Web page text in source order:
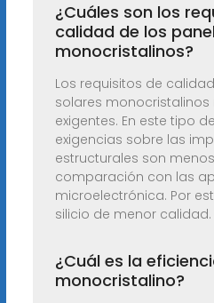
¿Cuáles son los
calidad de los
monocristalinos?
Los requisitos de
solares monocristalinos
exigentes. En este tipo
exigencias sobre las
estructurales son
comparación con las
microelectrónica. Por
silicio de menor calidad.
¿Cuál es la
monocristalino?